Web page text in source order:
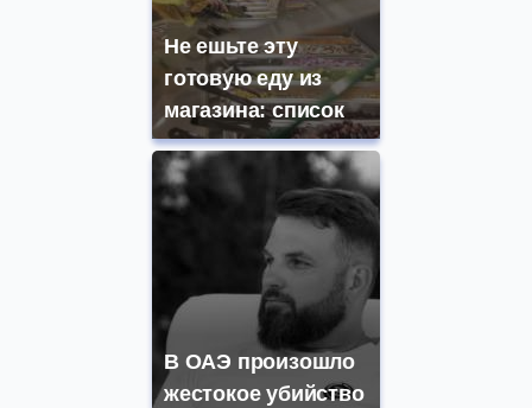
Не ешьте эту
готовую еду из
магазина: список
В ОАЭ произошло
жестокое убийство